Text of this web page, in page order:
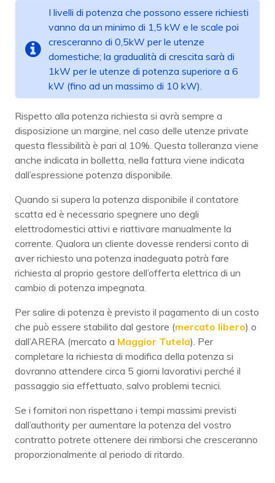
I livelli di potenza che possono essere richiesti
vanno da un minimo di 1,5 kW e le scale poi
cresceranno di 0,5kW per le utenze
domestiche; la gradualità di crescita sarà di
1kW per le utenze di potenza superiore a 6
kW (fino ad un massimo di 10 kW).
Rispetto alla potenza richiesta si avrà sempre a
disposizione un margine, nel caso delle utenze private
questa flessibilità è pari al 10%. Questa tolleranza viene
anche indicata in bolletta, nella fattura viene indicata
dall’espressione potenza disponibile.
Quando si supera la potenza disponibile il contatore
scatta ed è necessario spegnere uno degli
elettrodomestici attivi e riattivare manualmente la
corrente. Qualora un cliente dovesse rendersi conto di
aver richiesto una potenza inadeguata potrà fare
richiesta al proprio gestore dell’offerta elettrica di un
cambio di potenza impegnata.
Per salire di potenza è previsto il pagamento di un costo
che può essere stabilito dal gestore (mercato libero) o
dall’ARERA (mercato a Maggior Tutela). Per
completare la richiesta di modifica della potenza si
dovranno attendere circa 5 giorni lavorativi perché il
passaggio sia effettuato, salvo problemi tecnici.
Se i fornitori non rispettano i tempi massimi previsti
dall’authority per aumentare la potenza del vostro
contratto potrete ottenere dei rimborsi che cresceranno
proporzionalmente al periodo di ritardo.